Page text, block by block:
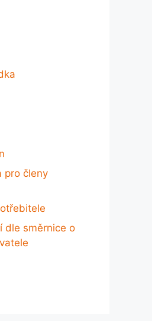
pro členy
dle směrnice o